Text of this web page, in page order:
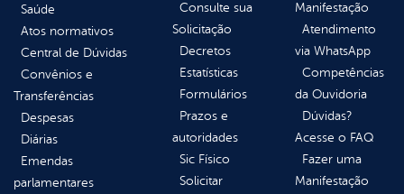
Saúde
Atos normativos
Central de Dúvidas
Convênios e
Transferências
Despesas
Diárias
Emendas
parlamentares
Consulte sua
Solicitação
Decretos
Estatísticas
Formulários
Prazos e
autoridades
Sic Físico
Solicitar
Manifestação
Atendimento
via WhatsApp
Competências
da Ouvidoria
Dúvidas?
Acesse o FAQ
Fazer uma
Manifestação